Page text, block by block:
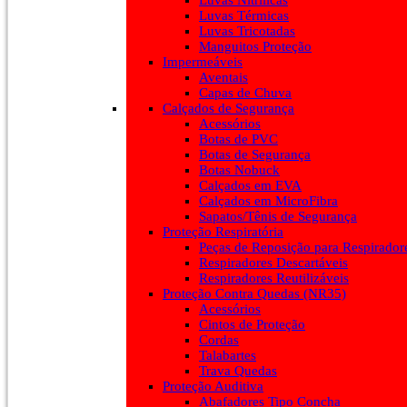
Luvas Térmicas
Luvas Tricotadas
Manguitos Proteção
Impermeáveis
Aventais
Capas de Chuva
Calçados de Segurança
Acessórios
Botas de PVC
Botas de Segurança
Botas Nobuck
Calçados em EVA
Calçados em MicroFibra
Sapatos/Tênis de Segurança
Proteção Respiratória
Peças de Reposição para
Respiradores Descartáveis
Respiradores Reutilizáveis
Proteção Contra Quedas (NR35)
Acessórios
Cintos de Proteção
Cordas
Talabartes
Trava Quedas
Proteção Auditiva
Abafadores Tipo Concha